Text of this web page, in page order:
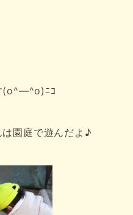
(o^―^o)ﾆｺ
園庭で遊んだよ♪